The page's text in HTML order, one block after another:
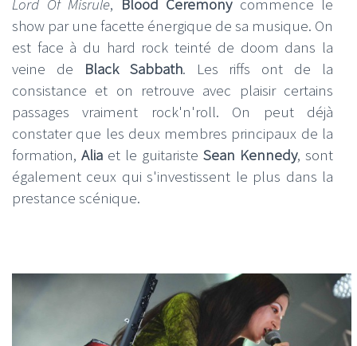
Lord Of Misrule, Blood Ceremonycommence le
show par une facette énergique de sa musique. On
est face à du hard rock teinté de doom dans la
veine de Black Sabbath. Les riffs ont de la
consistance et on retrouve avec plaisir certains
passages vraiment rock'n'roll. On peut déjà
constater que les deux membres principaux de la
formation, Alia et le guitariste Sean Kennedy, sont
également ceux qui s'investissent le plus dans la
prestance scénique.